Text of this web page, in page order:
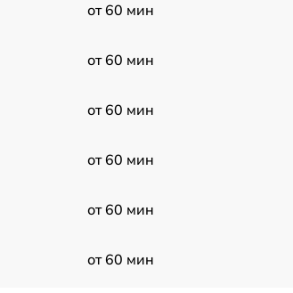
от 60 мин
от 60 мин
от 60 мин
от 60 мин
от 60 мин
от 60 мин